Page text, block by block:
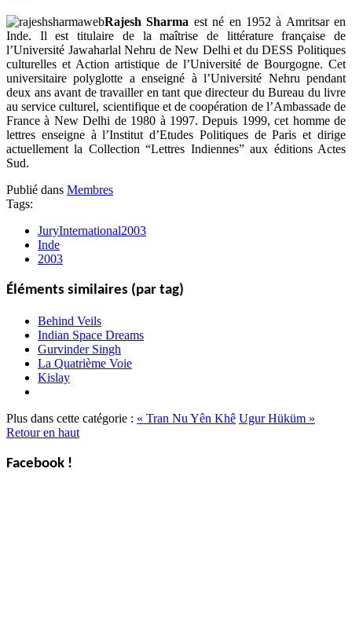
Rajesh Sharma est né en 1952 à Amritsar en
Inde. Il est titulaire de la maîtrise de littérature française de
l’Université Jawaharlal Nehru de New Delhi et du DESS Politiques
culturelles et Action artistique de l’Université de Bourgogne. Cet
universitaire polyglotte a enseigné à l’Université Nehru pendant
deux ans avant de travailler en tant que directeur du Bureau du livre
au service culturel, scientifique et de coopération de l’Ambassade de
France à New Delhi de 1980 à 1997. Depuis 1999, cet homme de
lettres enseigne à l’Institut d’Etudes Politiques de Paris et dirige
actuellement la Collection “Lettres Indiennes” aux éditions Actes
Sud.
Publié dans Membres
Tags:
JuryInternational2003
Inde
2003
Éléments similaires (par tag)
Behind Veils
Indian Space Dreams
Gurvinder Singh
La Quatrième Voie
Kislay
Plus dans cette catégorie : « Tran Nu Yên Khê Ugur Hüküm »
Retour en haut
Facebook !